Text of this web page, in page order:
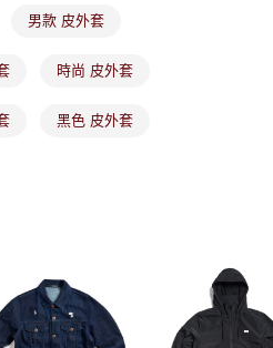
用戶之使用額度並採取法律行動。
男款 皮外套
時尚 皮外套
黑色 皮外套